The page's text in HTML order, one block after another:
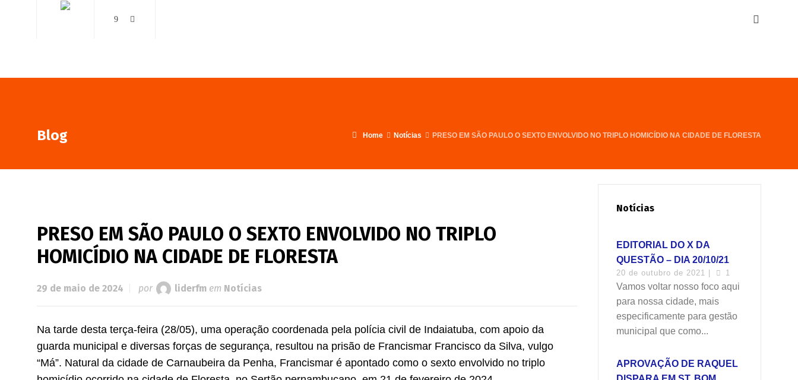
Blog Home Notícias PRESO EM SÃO PAULO O SEXTO ENVOLVIDO NO TRIPLO HOMICÍDIO NA CIDADE DE FLORESTA
PRESO EM SÃO PAULO O SEXTO ENVOLVIDO NO TRIPLO
HOMICÍDIO NA CIDADE DE FLORESTA
29 de maio de 2024 por liderfm em Notícias
Na tarde desta terça-feira (28/05), uma operação coordenada pela polícia civil de Indaiatuba, com apoio da
guarda municipal e diversas forças de segurança, resultou na prisão de Francismar Francisco da Silva, vulgo
“Má”. Natural da cidade de Carnaubeira da Penha, Francismar é apontado como o sexto envolvido no triplo
Notícias
EDITORIAL DO X DA
QUESTÃO – DIA 20/10/21
20 de outubro de 2021 | 1
Vamos voltar nosso foco aqui
para nossa cidade, mais
especificamente para gestão
municipal que como...
APROVAÇÃO DE RAQUEL